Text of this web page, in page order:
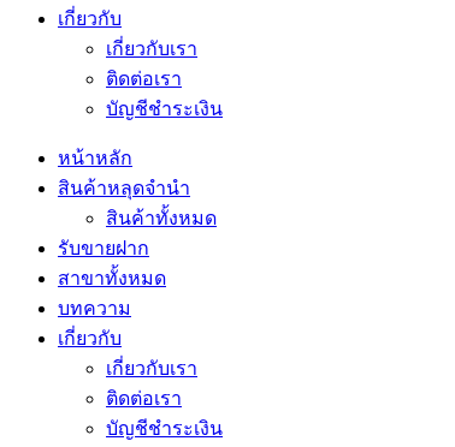
เกี่ยวกับ
เกี่ยวกับเรา
ติดต่อเรา
บัญชีชำระเงิน
หน้าหลัก
สินค้าหลุดจำนำ
สินค้าทั้งหมด
รับขายฝาก
สาขาทั้งหมด
บทความ
เกี่ยวกับ
เกี่ยวกับเรา
ติดต่อเรา
บัญชีชำระเงิน